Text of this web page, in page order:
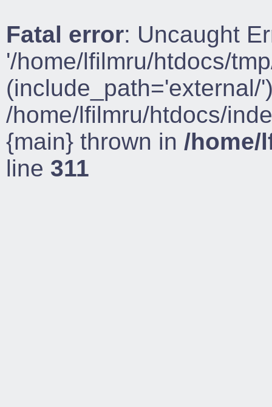
Fatal error: Uncaught
'/home/lfilmru/htdocs/
(include_path='external/
/home/lfilmru/htdocs/
{main} thrown in /home/
line 311